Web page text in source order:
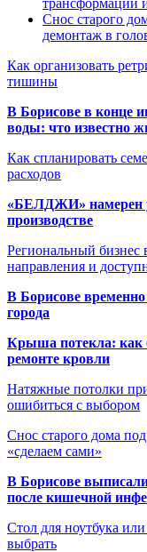
Снос старого
демонтаж в
Как организовать
тишины
В Борисове в конце
воды: что известно
Как спланировать
расходов
«БЕЛДЖИ» намерен
производстве
Региональный бизнес
направления и
В Борисове
города
Крыша потекла: как
ремонте кровли
Натяжные потолки
ошибиться с выбором
Снос старого дома
«сделаем сами»
В Борисове
после кишечной
Стол для ноутбука
выбрать